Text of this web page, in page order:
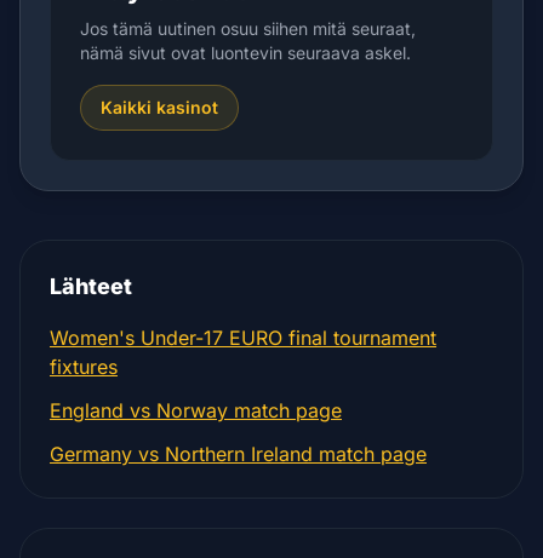
Jos tämä uutinen osuu siihen mitä seuraat,
nämä sivut ovat luontevin seuraava askel.
Kaikki kasinot
Lähteet
Women's Under-17 EURO final tournament
fixtures
England vs Norway match page
Germany vs Northern Ireland match page